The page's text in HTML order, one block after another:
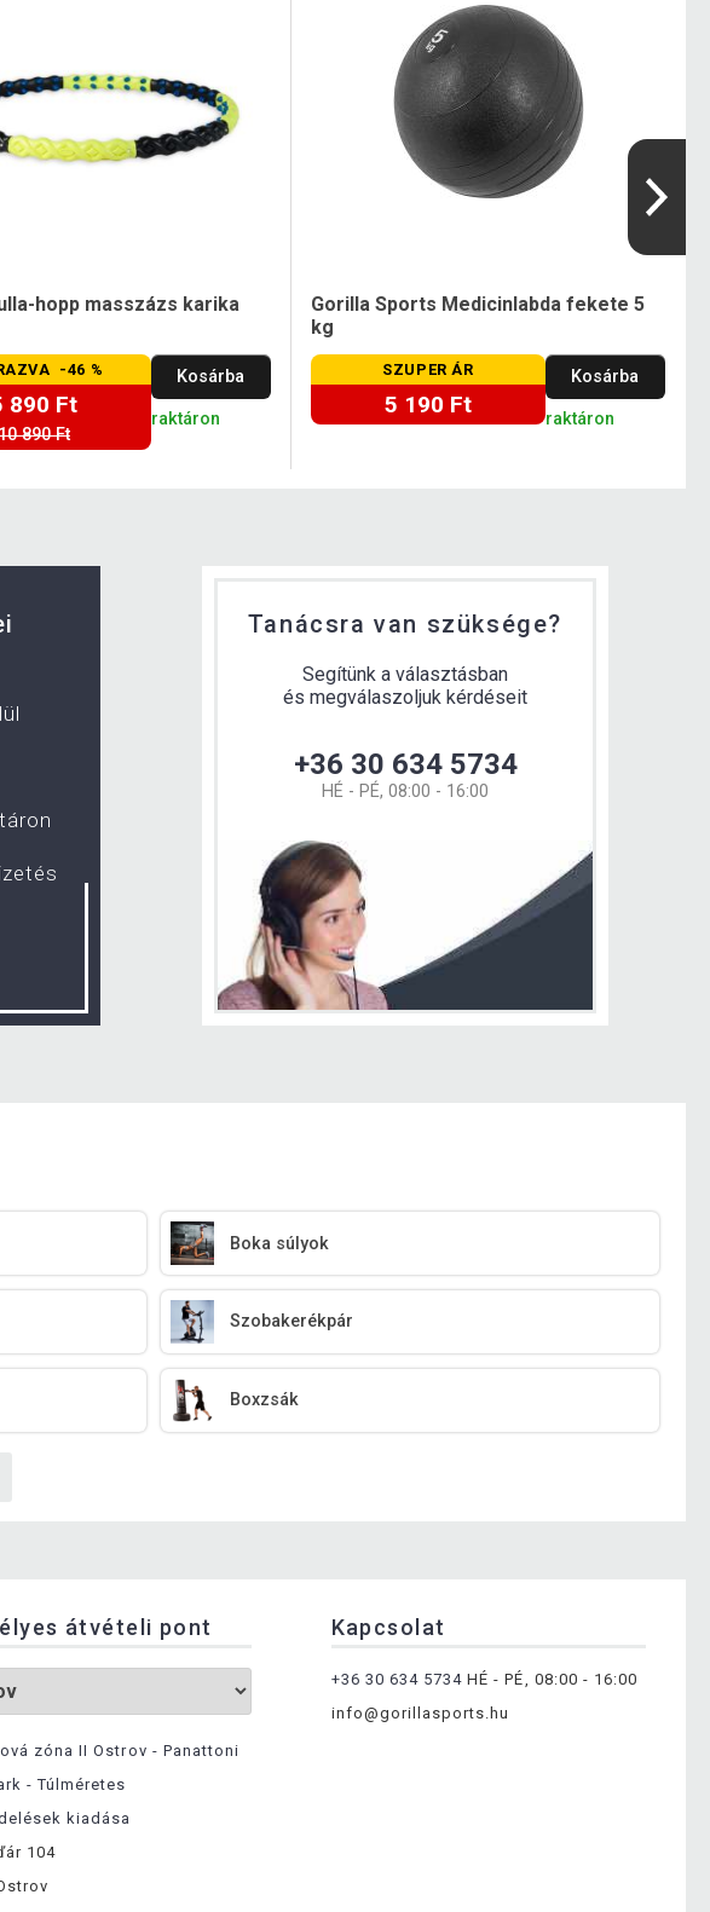
hopp masszázs karika
-46 %
890 Ft
890 Ft
Kosárba
raktáron
Gorilla Sports Medicinlabda fekete 5
kg
SZUPER ÁR
5 190 Ft
Kosárba
raktáron
Tanácsra van szüksége?
Segítünk a választásban
és megválaszoljuk kérdéseit
+36 30 634 5734
HÉ - PÉ, 08:00 - 16:00
Boka súlyok
Szobakerékpár
Boxzsák
átvételi pont
zóna II Ostrov - Panattoni
- Túlméretes
kiadása
104
Kapcsolat
+36 30 634 5734 HÉ - PÉ, 08:00 - 16:00
info@gorillasports.hu